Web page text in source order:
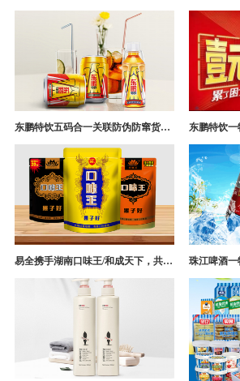
东鹏特饮五码合一关联防伪防窜货追溯系统成功案例
易全携手湖南口味王/和成天下，共构槟榔一袋一码防伪防窜货营销系统